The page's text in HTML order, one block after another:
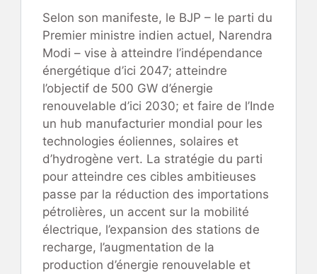
Selon son manifeste, le BJP – le parti du
Premier ministre indien actuel, Narendra
Modi – vise à atteindre l’indépendance
énergétique d’ici 2047; atteindre
l’objectif de 500 GW d’énergie
renouvelable d’ici 2030; et faire de l’Inde
un hub manufacturier mondial pour les
technologies éoliennes, solaires et
d’hydrogène vert. La stratégie du parti
pour atteindre ces cibles ambitieuses
passe par la réduction des importations
pétrolières, un accent sur la mobilité
électrique, l’expansion des stations de
recharge, l’augmentation de la
production d’énergie renouvelable et